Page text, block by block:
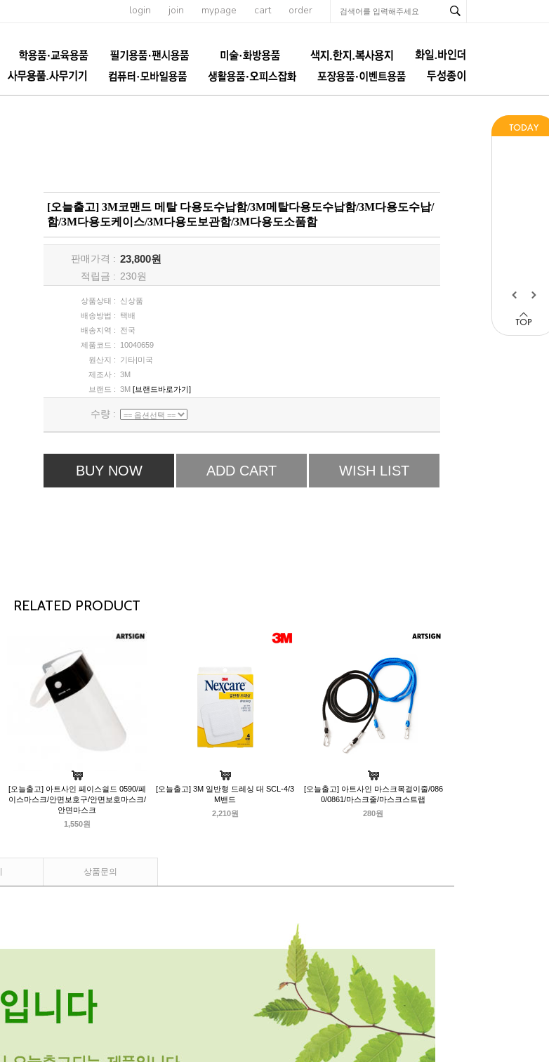
login join mypage cart order
[오늘출고] 3M코맨드 메탈 다용도수납함/3M메탈다용도수납함/3M다용도수납/
함/3M다용도케이스/3M다용도보관함/3M다용도소품함
판매가격 : 23,800원
적립금 : 230원
상품상태 :
신상품
배송방법 :
택배
배송지역 :
전국
제품코드 :
10040659
원산지 :
기타|미국
제조사 : 3M
브랜드 : 3M [브랜드바로가기]
수량 :
BUY NOW ADD CART WISH LIST
RELATED PRODUCT
[오늘출고] 아트사인 페이스쉴드 0590/페
이스마스크/안면보호구/안면보호마스크/
안면마스크
1,550원
[오늘출고] 3M 일반형 드레싱 대 SCL-4/3
M밴드
2,210원
[오늘출고] 아트사인 마스크목걸이줄/086
0/0861/마스크줄/마스크스트랩
280원
상품문의